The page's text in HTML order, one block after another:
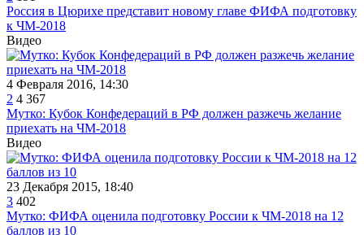
Россия в Цюрихе представит новому главе ФИФА подготовку
к ЧМ-2018
Видео
4 Февраля 2016, 14:30
2 4 367
Мутко: Кубок Конфедераций в РФ должен разжечь желание
приехать на ЧМ-2018
Видео
23 Декабря 2015, 18:40
3 402
Мутко: ФИФА оценила подготовку России к ЧМ-2018 на 12
баллов из 10